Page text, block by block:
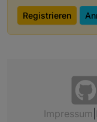
Registrieren
Impressum